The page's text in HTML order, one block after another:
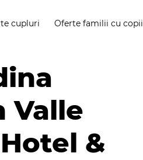
cupluri Oferte familii cu copii
Valle
&